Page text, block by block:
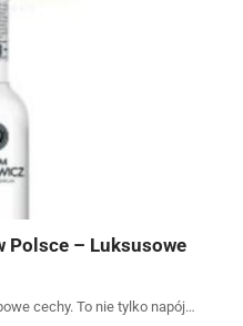
Polsce – Luksusowe
cechy. To nie tylko napój…